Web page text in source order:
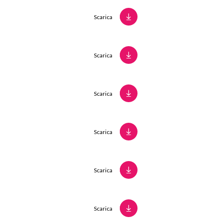
Scarica
Scarica
Scarica
Scarica
Scarica
Scarica